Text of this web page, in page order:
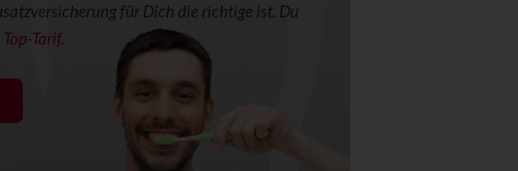
für Dich die richtige ist. Du
Top-Tarif.